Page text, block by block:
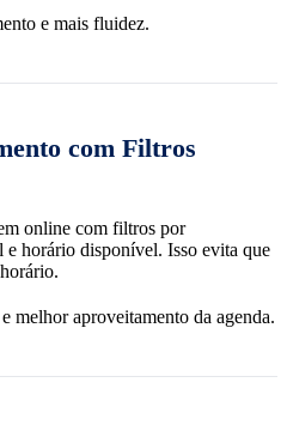
e mais fluidez.
com Filtros
online com filtros por
horário disponível. Isso evita que
melhor aproveitamento da agenda.